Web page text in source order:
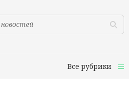
Все рубрики